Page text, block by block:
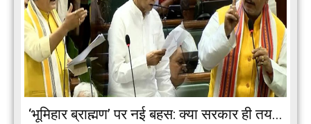
‘भूमिहार ब्राह्मण’ पर नई बहस: क्या सरकार ही तय...